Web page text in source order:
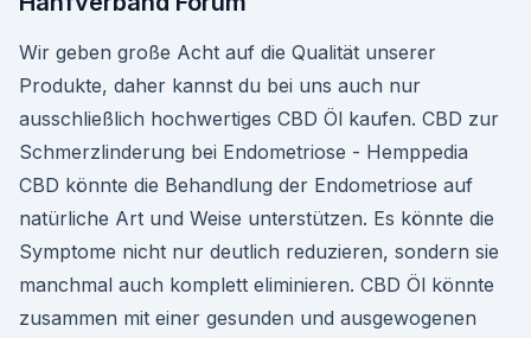
Wir geben große Acht auf die Qualität unserer
Produkte, daher kannst du bei uns auch nur
ausschließlich hochwertiges CBD Öl kaufen. CBD zur
Schmerzlinderung bei Endometriose - Hemppedia
CBD könnte die Behandlung der Endometriose auf
natürliche Art und Weise unterstützen. Es könnte die
Symptome nicht nur deutlich reduzieren, sondern sie
manchmal auch komplett eliminieren. CBD Öl könnte
zusammen mit einer gesunden und ausgewogenen